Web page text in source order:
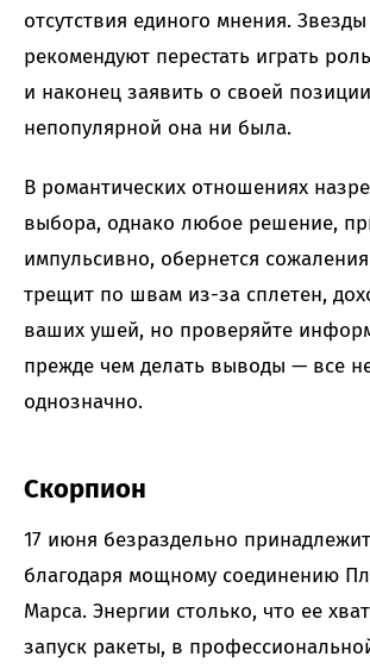
отсутствия единого мнения.
рекомендуют перестать играть
и наконец заявить о своей
непопулярной она ни была.
В романтических отношениях
выбора, однако любое решение,
импульсивно, обернется
трещит по швам из-за сплетен,
ваших ушей, но проверяйте
прежде чем делать выводы — все
однозначно.
Скорпион
17 июня безраздельно
благодаря мощному соединению
Марса. Энергии столько, что ее
запуск ракеты, в